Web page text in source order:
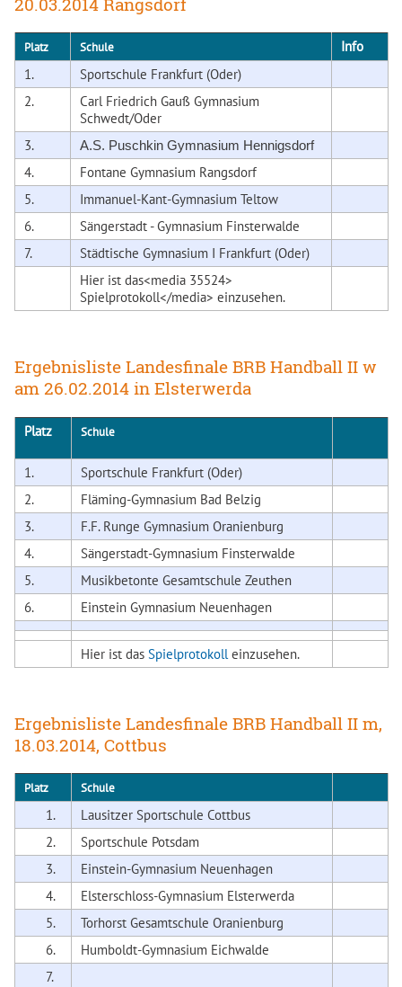
Platz Schule
Info
1.
Sportschule Frankfurt (Oder)
2.
Carl Friedrich Gauß Gymnasium
Schwedt/Oder
3.
A.S. Puschkin Gymnasium Hennigsdorf
4.
Fontane Gymnasium Rangsdorf
5.
Immanuel-Kant-Gymnasium Teltow
6.
Sängerstadt - Gymnasium Finsterwalde
7.
Städtische Gymnasium I Frankfurt (Oder)
Hier ist das<media 35524>
Spielprotokoll</media> einzusehen.
Ergebnisliste Landesfinale BRB Handball II w
am 26.02.2014 in Elsterwerda
Platz Schule
1.
Sportschule Frankfurt (Oder)
2.
Fläming-Gymnasium Bad Belzig
3.
F.F. Runge Gymnasium Oranienburg
4.
Sängerstadt-Gymnasium Finsterwalde
5.
Musikbetonte Gesamtschule Zeuthen
6.
Einstein Gymnasium Neuenhagen
Hier ist das Spielprotokoll einzusehen.
Ergebnisliste Landesfinale BRB Handball II m,
18.03.2014, Cottbus
Platz Schule
1.
Lausitzer Sportschule Cottbus
2.
Sportschule Potsdam
3.
Einstein-Gymnasium Neuenhagen
4.
Elsterschloss-Gymnasium Elsterwerda
5.
Torhorst Gesamtschule Oranienburg
6.
Humboldt-Gymnasium Eichwalde
7.